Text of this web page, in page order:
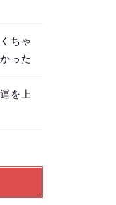
ちゃ
った
を上